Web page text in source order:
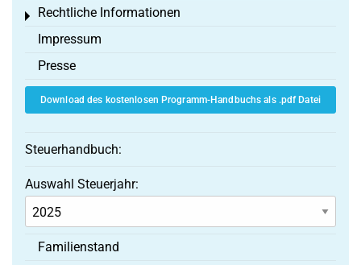
Rechtliche Informationen
Toggle menu
Impressum
Presse
Download des kostenlosen Programm-Handbuchs als .pdf Datei
Steuerhandbuch:
Auswahl Steuerjahr:
Familienstand